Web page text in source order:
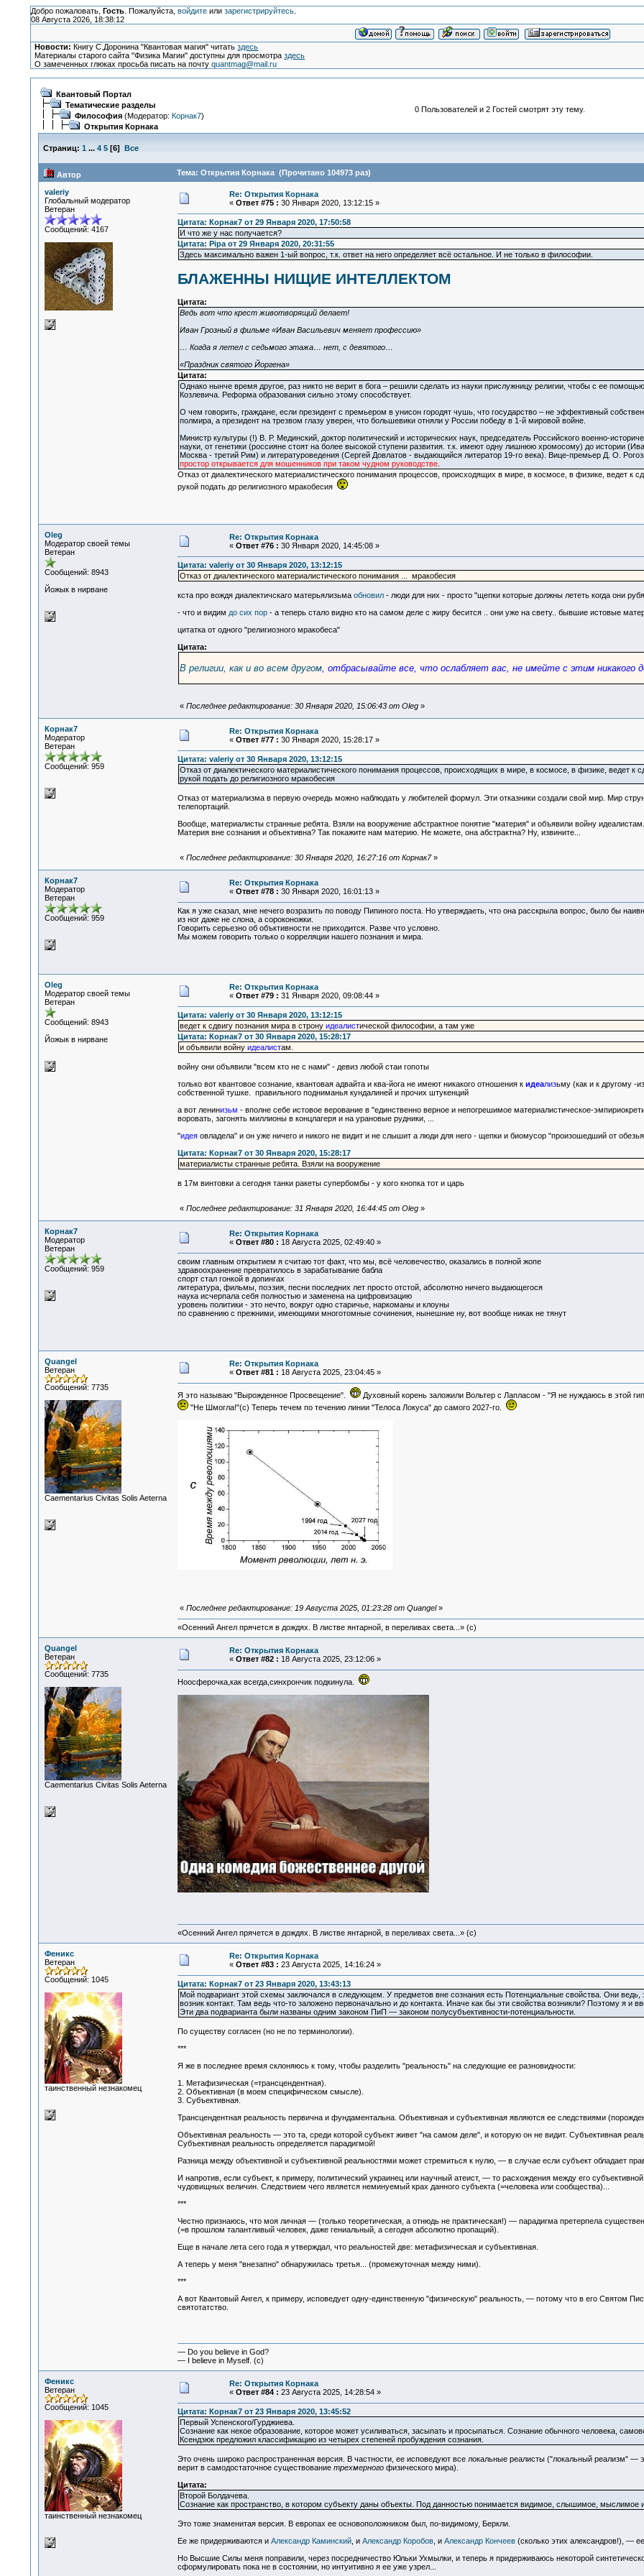
Добро пожаловать, Гость. Пожалуйста, войдитеили зарегистрируйтесь.
08 Августа 2026, 18:38:12
Новости: Книгу С.Доронина "Квантовая магия" читатьздесь
Материалы старого сайта "Физика Магии" доступны для просмотраздесь
О замеченных глюках просьба писать на почтуquantmag@mail.ru
Квантовый Портал
Тематические разделы
Философия(Модератор: Корнак7)
Открытия Корнака
0 Пользователей и 2 Гостей смотрят эту тему.
Страниц: 1 ... 4 5[6] Все
Автор Тема: Открытия Корнака (Прочитано 104973 раз)
valeriy
Глобальный модератор
Ветеран
Сообщений: 4167
Re: Открытия Корнака
« Ответ #75 : 30 Января 2020, 13:12:15 »
Цитата: Корнак7 от 29 Января 2020, 17:50:58
И что же у нас получается?
Цитата: Pipa от 29 Января 2020, 20:31:55
Здесь максимально важен 1-ый вопрос, т.к. ответ на него определяет всё остальное. И не только в философии.
БЛАЖЕННЫ НИЩИЕ ИНТЕЛЛЕКТОМ
Цитата:
Ведь вот что крест животворящий делает!
Иван Грозный в фильме «Иван Васильевич меняет профессию»
… Когда я летел с седьмого этажа… нет, с девятого…
«Праздник святого Йоргена»
Цитата:
Однако нынче время другое, раз никто не верит в бога – решили сделать из науки прислужницу религии, чтобы с ее
Козлевича. Реформа образования сильно этому способствует.
О чем говорить, граждане, если президент с премьером в унисон городят чушь, что государство – не эффективный
полмира, а президент на трезвом глазу уверен, что большевики отняли у России победу в 1-й мировой войне.
Министр культуры (!) В. Р. Мединский, доктор политический и исторических наук, председатель Российского военно-
науки, от генетики (россияне стоят на более высокой ступени развития. т.к. имеют одну лишнюю хромосому) до истории
Москва - третий Рим) и литературоведения (Сергей Довлатов - выдающийся литератор 19-го века). Вице-премьер Д. О.
простор открывается для мошенников при таком чудном руководстве.
Отказ от диалектического материалистического понимания процессов, происходящих в мире, в космосе, в физике, ведет к
рукой подать до религиозного мракобесия
Oleg
Модератор своей темы
Ветеран
Сообщений: 8943
Йожык в нирване
Re: Открытия Корнака
« Ответ #76 : 30 Января 2020, 14:45:08 »
Цитата: valeriy от 30 Января 2020, 13:12:15
Отказ от диалектического материалистического понимания ... мракобесия
кста про вождя диалектичскаго матерьялизьма обновил- люди для них - просто "щепки которые должны лететь когда они
- что и видим до сих пор - а теперь стало видно кто на самом деле с жиру бесится .. они уже на свету.. бывшие истовые
цитатка от одного "религиозного мракобеса"
Цитата:
В религии, как и во всем другом, отбрасывайте все, что ослабляет вас, не имейте с этим никакого
« Последнее редактирование: 30 Января 2020, 15:06:43 от Oleg»
Корнак7
Модератор
Ветеран
Сообщений: 959
Re: Открытия Корнака
« Ответ #77 : 30 Января 2020, 15:28:17 »
Цитата: valeriy от 30 Января 2020, 13:12:15
Отказ от диалектического материалистического понимания процессов, происходящих в мире, в космосе, в физике, ведет
рукой подать до религиозного мракобесия
Отказ от материализма в первую очередь можно наблюдать у любителей формул. Эти отказники создали свой мир. Мир
телепортаций.
Вообще, материалисты странные ребята. Взяли на вооружение абстрактное понятие "материя" и объявили войну идеалистам.
Материя вне сознания и объективна? Так покажите нам материю. Не можете, она абстрактна? Ну, извините...
« Последнее редактирование: 30 Января 2020, 16:27:16 от Корнак7»
Корнак7
Модератор
Ветеран
Сообщений: 959
Re: Открытия Корнака
« Ответ #78 : 30 Января 2020, 16:01:13 »
Как я уже сказал, мне нечего возразить по поводу Пипиного поста. Но утверждаеть, что она расскрыла вопрос, было бы
из ног даже не слона, а сороконожки.
Говорить серьезно об объктивности не приходится. Разве что условно.
Мы можем говорить только о корреляции нашего познания и мира.
Oleg
Модератор своей темы
Ветеран
Сообщений: 8943
Йожык в нирване
Re: Открытия Корнака
« Ответ #79 : 31 Января 2020, 09:08:44 »
Цитата: valeriy от 30 Января 2020, 13:12:15
ведет к сдвигу познания мира в строну идеалистической философии, а там уже
Цитата: Корнак7 от 30 Января 2020, 15:28:17
и объявили войну идеалистам.
войну они объявили "всем кто не с нами" - девиз любой стаи гопоты
только вот квантовое сознание, квантовая адвайта и ква-йога не имеют никакого отношения к идеализьму (как и к другому -
собственной тушке. правильного подниманья кундалиней и прочих штукенций
а вот ленинизьм - вполне себе истовое верование в "единственно верное и непогрешимое материалистическое-
воровать, загонять миллионы в концлагеря и на урановые рудники, ...
"идеяовладела" и он уже ничего и никого не видит и не слышит а люди для него - щепки и биомусор "произошедший от
Цитата: Корнак7 от 30 Января 2020, 15:28:17
материалисты странные ребята. Взяли на вооружение
в 17м винтовки а сегодня танки ракеты супербомбы - у кого кнопка тот и царь
« Последнее редактирование: 31 Января 2020, 16:44:45 от Oleg»
Корнак7
Модератор
Ветеран
Сообщений: 959
Re: Открытия Корнака
« Ответ #80 : 18 Августа 2025, 02:49:40 »
своим главным открытием я считаю тот факт, что мы, всё человечество, оказались в полной жопе
здравоохранение превратилось в зарабатывание бабла
спорт стал гонкой в допингах
литература, фильмы, поэзия, песни последних лет просто отстой, абсолютно ничего выдающегося
наука исчерпала себя полностью и заменена на цифровизацию
уровень политики - это нечто, вокруг одно старичье, наркоманы и клоуны
по сравнению с прежними, имеющими многотомные сочинения, нынешние ну, вот вообще никак не тянут
Quangel
Ветеран
Сообщений: 7735
Сaementarius Civitas Solis Aeterna
Re: Открытия Корнака
« Ответ #81 : 18 Августа 2025, 23:04:45 »
Я это называю "Вырожденное Просвещение".
Духовный корень заложили Вольтер с Лапласом - "Я не нуждаюсь в этой
"Не Шмогла!"(с) Теперь течем по течению линии "Телоса Локуса" до самого 2027-го.
« Последнее редактирование: 19 Августа 2025, 01:23:28 от Quangel»
«Осенний Ангел прячется в дождях. В листве янтарной, в переливах света...» (c)
Quangel
Ветеран
Сообщений: 7735
Сaementarius Civitas Solis Aeterna
Re: Открытия Корнака
« Ответ #82 : 18 Августа 2025, 23:12:06 »
Ноосферочка,как всегда,синхрончик подкинула.
«Осенний Ангел прячется в дождях. В листве янтарной, в переливах света...» (c)
Феникс
Ветеран
Сообщений: 1045
таинственный незнакомец
Re: Открытия Корнака
« Ответ #83 : 23 Августа 2025, 14:16:24 »
Цитата: Корнак7 от 23 Января 2020, 13:43:13
Мой подвариант этой схемы заключался в следующем. У предметов вне сознания есть Потенциальные свойства. Они ведь,
возник контакт. Там ведь что-то заложено первоначально и до контакта. Иначе как бы эти свойства возникли? Поэтому я и
Эти два подварианта были названы одним законом ПиП — законом полусубъективности-потенциальности.
По существу согласен (но не по терминологии).
***
Я же в последнее время склоняюсь к тому, чтобы разделить "реальность" на следующие ее разновидности:
1. Метафизическая (=трансцендентная).
2. Объективная (в моем специфическом смысле).
3. Субъективная.
Трансцендентная реальность первична и фундаментальна. Объективная и субъективная являются ее следствиями
Объективная реальность — это та, среди которой субъект живет "на самом деле", и которую он не видит. Субъективная
Субъективная реальность определяется парадигмой!
Разница между объективной и субъективной реальностями может стремиться к нулю, — в случае если субъект обладает
И напротив, если субъект, к примеру, политический украинец или научный атеист, — то расхождения между его
чудовищных величин. Следствием чего является неминуемый крах данного субъекта (=человека или сообщества)...
***
Честно признаюсь, что моя личная — (только теоретическая, а отнюдь не практическая!) — парадигма претерпела
(=в прошлом талантливый человек, даже гениальный, а сегодня абсолютно пропащий).
Еще в начале лета сего года я утверждал, что реальностей две: метафизическая и субъективная.
А теперь у меня "внезапно" обнаружилась третья... (промежуточная между ними).
***
А вот Квантовый Ангел, к примеру, исповедует одну-единственную "физическую" реальность, — потому что в его Святом
святотатство.
— Do you believe in God?
— I believe in Myself. (c)
Феникс
Ветеран
Сообщений: 1045
таинственный незнакомец
Re: Открытия Корнака
« Ответ #84 : 23 Августа 2025, 14:28:54 »
Цитата: Корнак7 от 23 Января 2020, 13:45:52
Первый Успенского/Гурджиева.
Сознание как некое образование, которое может усиливаться, засыпать и просыпаться. Сознание обычного человека,
Ксендзюк предложил классификацию из четырех степеней пробуждения сознания.
Это очень широко распространенная версия. В частности, ее исповедуют все локальные реалисты ("локальный реализм" —
верит в самодостаточное существование трехмерногофизического мира).
Цитата:
Второй Болдачева.
Сознание как пространство, в котором субъекту даны объекты. Под данностью понимается видимое, слышимое, мыслимое
Это тоже знаменитая версия. В европах ее основоположником был, по-видимому, Беркли.
Ее же придерживаются и Александр Каминский, и Александр Коробов, и Александр Кончеев(сколько этих александров!), —
Но Высшие Силы меня поправили, через посредничество Юльки Ухмылки, и теперь я придерживаюсь некоторой
сформулировать пока не в состоянии, но интуитивно я ее уже узрел...